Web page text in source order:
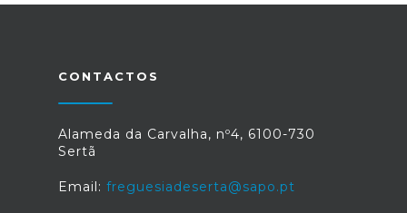
CONTACTOS
Alameda da Carvalha, nº4, 6100-730
Sertã
Email: freguesiadeserta@sapo.pt